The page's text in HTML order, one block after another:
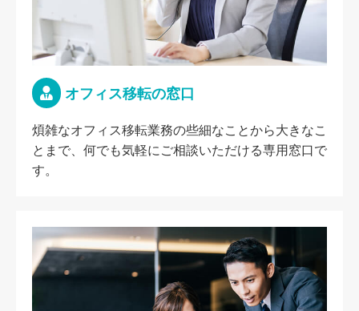
オフィス移転の窓口
煩雑なオフィス移転業務の些細なことから大きなこ
とまで、何でも気軽にご相談いただける専用窓口で
す。